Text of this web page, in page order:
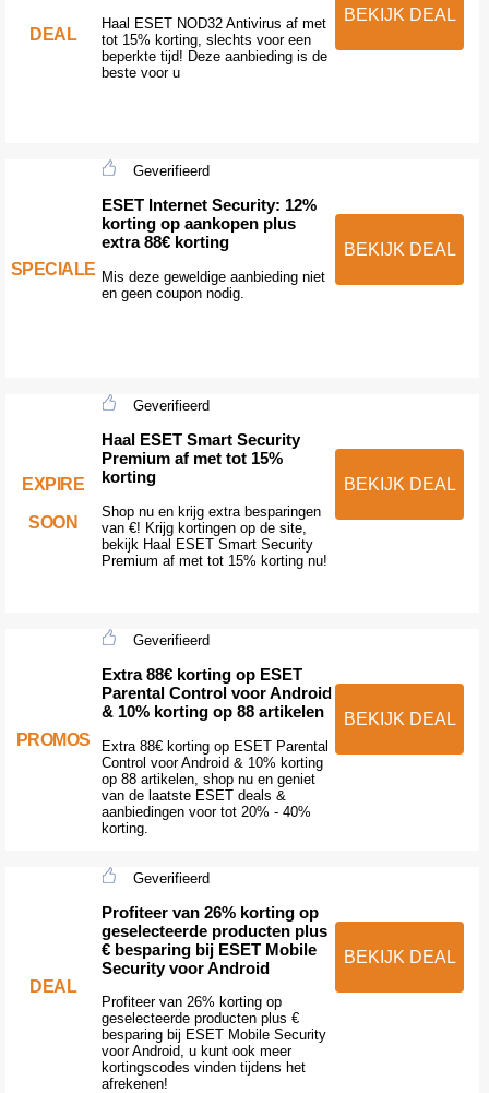
DEAL
Haal ESET NOD32 Antivirus af met
tot 15% korting, slechts voor een
beperkte tijd! Deze aanbieding is de
beste voor u
BEKIJK DEAL
SPECIALE
Geverifieerd
ESET Internet Security: 12%
korting op aankopen plus
extra 88€ korting
Mis deze geweldige aanbieding niet
en geen coupon nodig.
BEKIJK DEAL
EXPIRE
SOON
Geverifieerd
Haal ESET Smart Security
Premium af met tot 15%
korting
Shop nu en krijg extra besparingen
van €! Krijg kortingen op de site,
bekijk Haal ESET Smart Security
Premium af met tot 15% korting nu!
BEKIJK DEAL
PROMOS
Geverifieerd
Extra 88€ korting op ESET
Parental Control voor Android
& 10% korting op 88 artikelen
Extra 88€ korting op ESET Parental
Control voor Android & 10% korting
op 88 artikelen, shop nu en geniet
van de laatste ESET deals &
aanbiedingen voor tot 20% - 40%
korting.
BEKIJK DEAL
DEAL
Geverifieerd
Profiteer van 26% korting op
geselecteerde producten plus
€ besparing bij ESET Mobile
Security voor Android
Profiteer van 26% korting op
geselecteerde producten plus €
besparing bij ESET Mobile Security
voor Android, u kunt ook meer
kortingscodes vinden tijdens het
afrekenen!
BEKIJK DEAL